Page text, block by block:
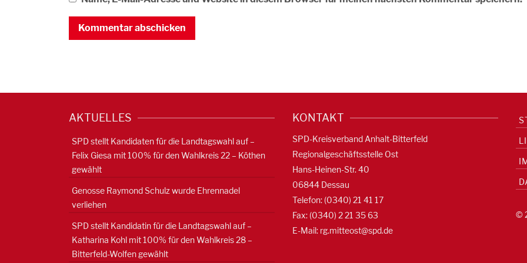
AKTUELLES
SPD stellt Kandidaten für die Landtagswahl auf –
Felix Giesa mit 100% für den Wahlkreis 22 – Köthen
gewählt
Genosse Raymond Schulz wurde Ehrennadel
verliehen
SPD stellt Kandidatin für die Landtagswahl auf –
Katharina Kohl mit 100% für den Wahlkreis 28 –
Bitterfeld-Wolfen gewählt
KONTAKT
SPD-Kreisverband Anhalt-Bitterfeld
Regionalgeschäftsstelle Ost
Hans-Heinen-Str. 40
06844 Dessau
Telefon: (0340) 21 41 17
Fax: (0340) 2 21 35 63
E-Mail: rg.mitteost@spd.de
©